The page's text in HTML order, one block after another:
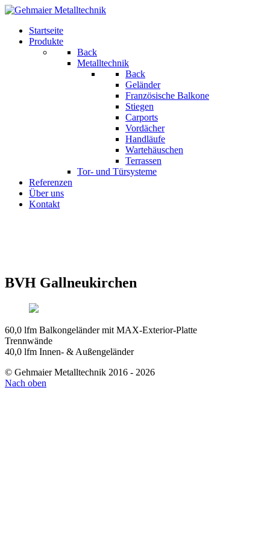
Startseite
Produkte
Back
Metalltechnik
Back
Geländer
Französische Balkone
Stiegen
Carports
Vordächer
Handläufe
Wartehäuschen
Terrassen
Tor- und Türsysteme
Referenzen
Über uns
Kontakt
BVH Gallneukirchen
60,0 lfm Balkongeländer mit MAX-Exterior-Platte
Trennwände
40,0 lfm Innen- & Außengeländer
© Gehmaier Metalltechnik 2016 - 2026
Nach oben